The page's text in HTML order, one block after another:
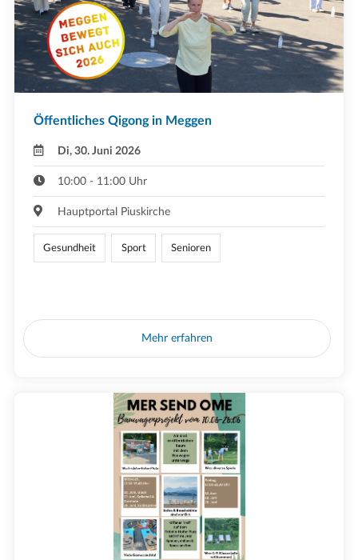
Öffentliches Qigong in Meggen
Di, 30. Juni 2026
10:00 - 11:00 Uhr
Hauptportal Piuskirche
Gesundheit Sport Senioren
Mehr erfahren